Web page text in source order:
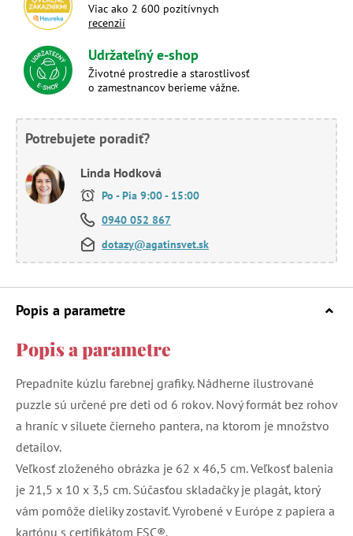
Viac ako 2 600 pozitívnych
recenzií
Udržateľný e-shop
Životné prostredie a starostlivosť
o zamestnancov berieme vážne.
Potrebujete poradiť?
Linda Hodková
Po - Pia 9:00 - 15:00
0940 052 867
dotazy@agatinsvet.sk
Popis a parametre
Popis a parametre
Prepadnite kúzlu farebnej grafiky. Nádherne ilustrované
puzzle sú určené pre deti od 6 rokov. Nový formát bez rohov
a hraníc v siluete čierneho pantera, na ktorom je množstvo
detailov.
Veľkosť zloženého obrázka je 62 x 46,5 cm. Veľkosť balenia
je 21,5 x 10 x 3,5 cm. Súčasťou skladačky je plagát, ktorý
vám pomôže dieliky zostaviť. Vyrobené v Európe z papiera a
kartónu s certifikátom FSC®.